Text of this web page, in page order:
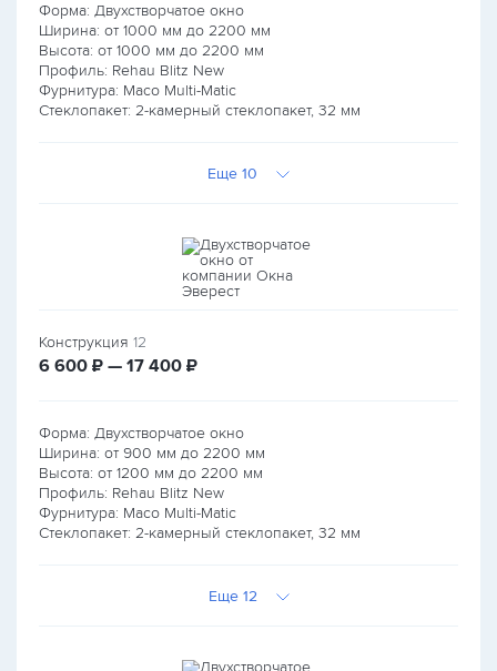
Форма: Двухстворчатое окно
Ширина: от 1000 мм до 2200 мм
Высота: от 1000 мм до 2200 мм
Профиль: Rehau Blitz New
Фурнитура: Maco Multi-Matic
Стеклопакет: 2-камерный стеклопакет, 32 мм
Еще 10
Конструкция 12
6 600 руб.
₽ — 17 400 руб.
₽
Форма: Двухстворчатое окно
Ширина: от 900 мм до 2200 мм
Высота: от 1200 мм до 2200 мм
Профиль: Rehau Blitz New
Фурнитура: Maco Multi-Matic
Стеклопакет: 2-камерный стеклопакет, 32 мм
Еще 12